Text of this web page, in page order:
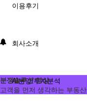
이용후기
회사소개
AI분양/투자분석
분쟁솔루션 영상
고객을 먼저 생각하는 부동